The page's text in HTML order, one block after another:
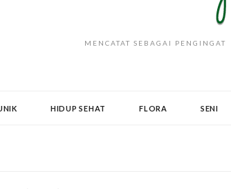
MENCATAT SEBAGAI PENGINGAT
HIDUP SEHAT FLORA SENI